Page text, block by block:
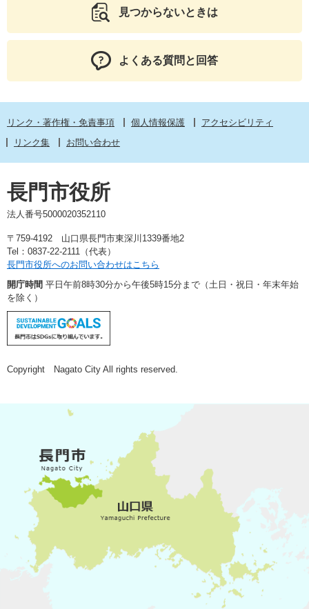
見つからないときは
よくある質問と回答
リンク・著作権・免責事項 個人情報保護
アクセシビリティ
リンク集
お問い合わせ
長門市役所
法人番号5000020352110
〒759-4192 山口県長門市東深川1339番地2
Tel：0837-22-2111（代表）
長門市役所へのお問い合わせはこちら
開庁時間 平日午前8時30分から午後5時15分まで（土日・祝日・年末年始
を除く）
Copyright Nagato City All rights reserved.